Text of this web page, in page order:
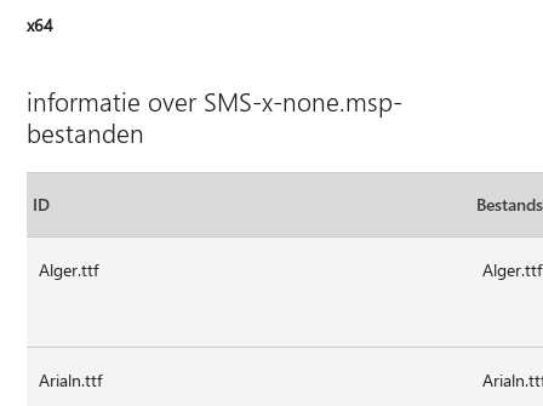
x64
informatie over SMS-x-none.msp-
bestanden
ID
Alger.ttf Alger.ttf
Arialn.ttf